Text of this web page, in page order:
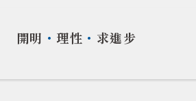
開明 ・ 理性 ・ 求進步